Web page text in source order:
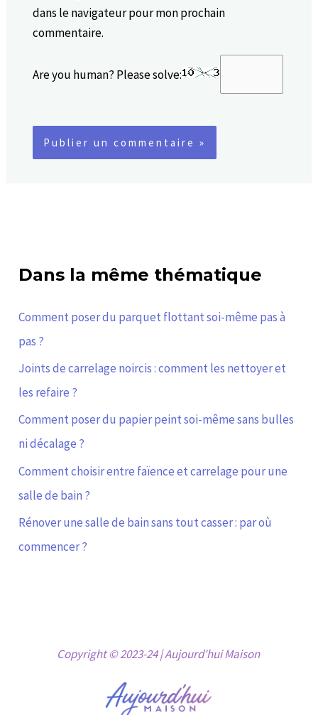
dans le navigateur pour mon prochain
commentaire.
Are you human? Please solve:
Dans la même thématique
Comment poser du parquet flottant soi-même pas à
pas ?
Joints de carrelage noircis : comment les nettoyer et
les refaire ?
Comment poser du papier peint soi-même sans bulles
ni décalage ?
Comment choisir entre faïence et carrelage pour une
salle de bain ?
Rénover une salle de bain sans tout casser : par où
commencer ?
Copyright © 2023-24 | Aujourd'hui Maison